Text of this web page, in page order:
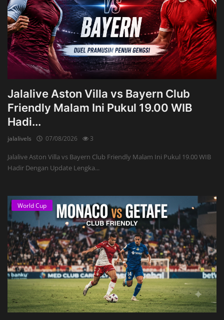
Jalalive Aston Villa vs Bayern Club
Friendly Malam Ini Pukul 19.00 WIB
Hadi...
jalalivels 07/08/2026 3
Jalalive Aston Villa vs Bayern Club Friendly Malam Ini Pukul 19.00 WIB
Hadir Dengan Update Lengka...
World Cup